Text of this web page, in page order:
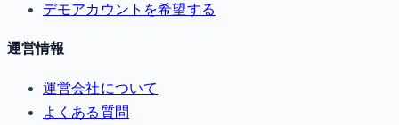
デモアカウントを希望する
運営情報
運営会社について
よくある質問